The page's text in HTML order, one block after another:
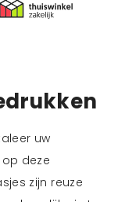
uw
deze
zijn reuze